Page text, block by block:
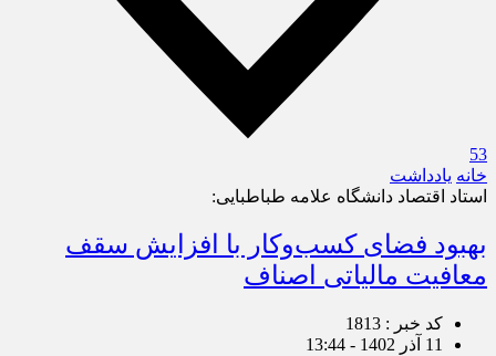
53
خانه یادداشت
استاد اقتصاد دانشگاه علامه طباطبایی:
بهبود فضای کسب‌وکار با افزایش سقف
معافیت مالیاتی اصناف
کد خبر : 1813
11 آذر 1402 - 13:44